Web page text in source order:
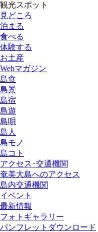
観光スポット
見どころ
泊まる
食べる
体験する
お土産
Webマガジン
島食
島景
島宿
島遊
島唄
島人
島モノ
島コト
アクセス･交通機関
奄美大島へのアクセス
島内交通機関
イベント
最新情報
フォトギャラリー
パンフレットダウンロード